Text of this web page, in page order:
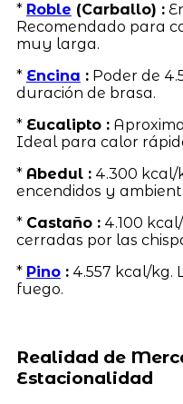
* Roble (Carballo) :
Recomendado para
muy larga.
* Encina :Poder de
duración de brasa.
* Eucalipto :
Ideal para calor
* Abedul :4.300 kcal/
encendidos y
* Castaño :4.100
cerradas por las
* Pino:4.557 kcal/kg.
fuego.
Realidad de
Estacionalidad